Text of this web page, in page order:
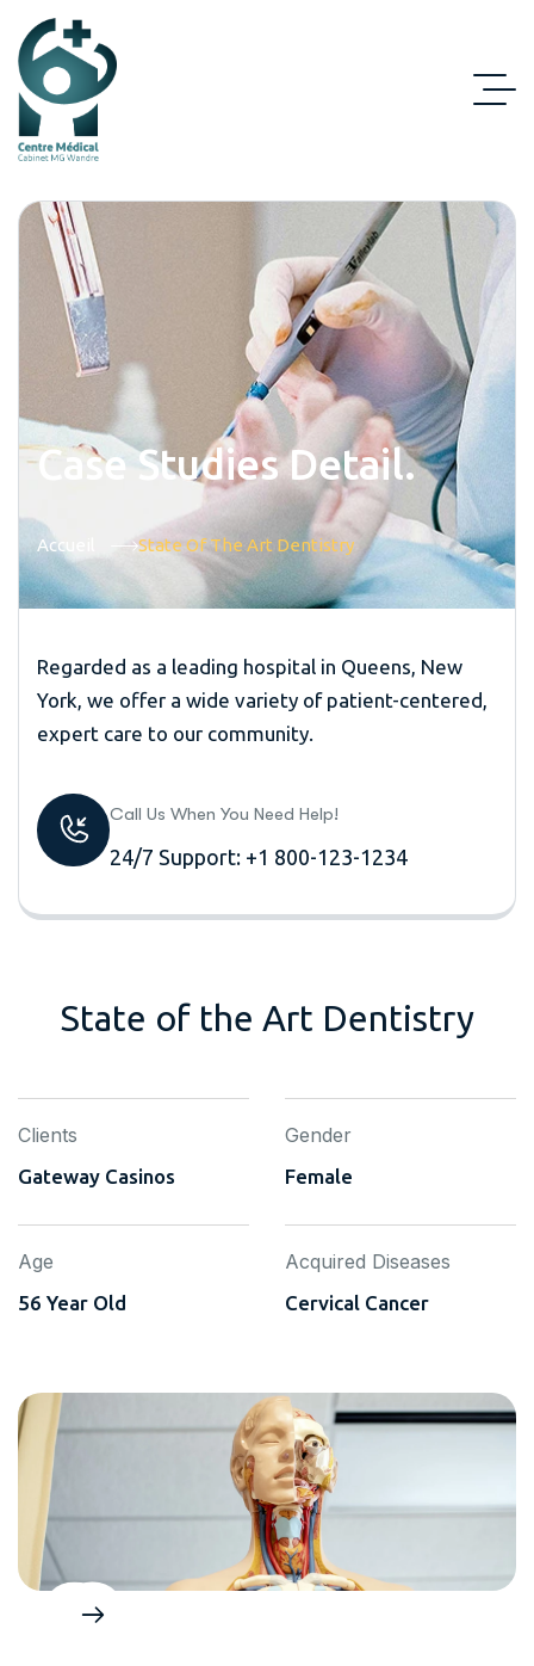
Case Studies Detail.
Accueil State Of The Art Dentistry
Regarded as a leading hospital in Queens, New
York, we offer a wide variety of patient-centered,
expert care to our community.
Call Us When You Need Help!
24/7 Support: +1 800-123-1234
State of the Art Dentistry
Clients
Gateway Casinos
Gender
Female
Age
56 Year Old
Acquired Diseases
Cervical Cancer